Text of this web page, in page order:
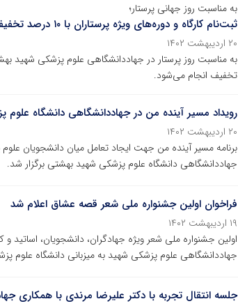
به مناسبت روز جهانی پرستار؛
ثبت‌نام کارگاه و دوره‌های ویژه پرستاران با ۱۰ درصد تخفیف انجام می‌شود
۲۰ اردیبهشت ۱۴۰۲
تخفیف انجام می‌شود.
رویداد مسیر آینده من در جهاددانشگاهی دانشگاه
۲۰ اردیبهشت ۱۴۰۲
برنامه مسیر آینده من جهت ایجاد تعامل میان دانشجویان
جهاددانشگاهی دانشگاه علوم پزشکی شهید بهشتی برگزار شد.
فراخوان اولین جشنواره ملی شعر قصه عشاق اعلام شد
۱۹ اردیبهشت ۱۴۰۲
اولین جشنواره ملی شعر ویژه جهادگران، دانشجویان، اساتید
جهاددانشگاهی علوم پزشکی شهید به میزبانی دانشگاه علوم
جلسه انتقال تجربه با دکتر علیرضا مرندی با همکاری